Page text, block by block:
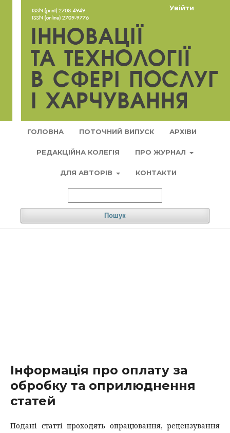
ГОЛОВНА ПОТОЧНИЙ ВИПУСК АРХІВИ
РЕДАКЦІЙНА КОЛЕГІЯ ПРО ЖУРНАЛ
ДЛЯ АВТОРІВ КОНТАКТИ
Пошук
Увійти
Інформація про оплату за
обробку та оприлюднення
статей
Подані статті проходять опрацювання, рецензування